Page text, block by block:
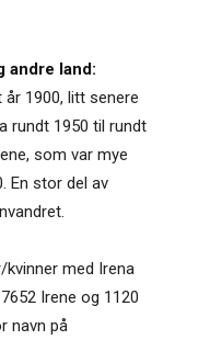
andre land:
1900, litt senere
rundt 1950 til rundt
som var mye
En stor del av
kvinner med Irena
Irene og 1120
navn på